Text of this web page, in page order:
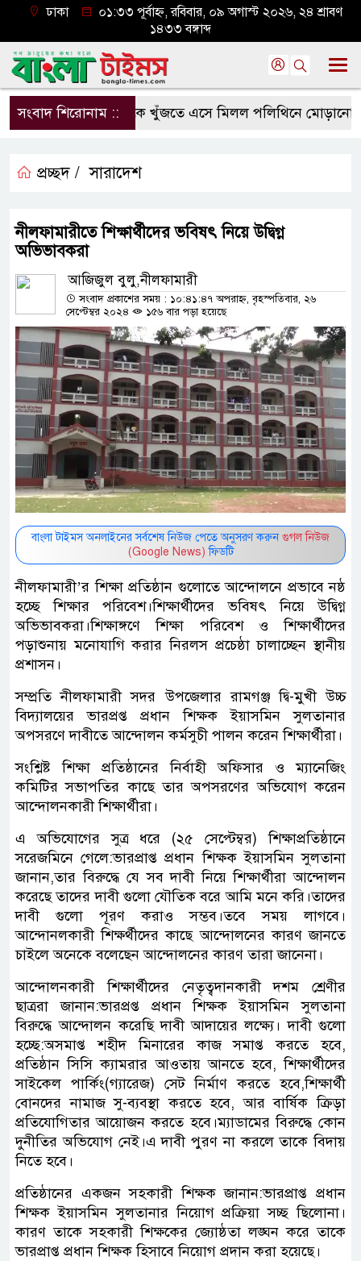
ঢাকা
০১:৩৩ পূর্বাহ্ন, রবিবার, ০৯ অগাস্ট ২০২৬, ২৪ শ্রাবণ
১৪৩৩ বঙ্গাব্দ
সংবাদ শিরোনাম ::মাকে খুঁজতে এসে মিলল পলিথিনে মোড়ানো
প্রচ্ছদ / সারাদেশ
নীলফামারীতে শিক্ষার্থীদের ভবিষৎ নিয়ে উদ্বিগ্ন
অভিভাবকরা
আজিজুল বুলু,নীলফামারী
সংবাদ প্রকাশের সময় : ১০:৪১:৪৭ অপরাহ্ন, বৃহস্পতিবার, ২৬
সেপ্টেম্বর ২০২৪
১৫৬ বার পড়া হয়েছে
বাংলা টাইমস অনলাইনের সর্বশেষ নিউজ পেতে অনুসরণ করুন গুগল নিউজ
(Google News) ফিডটি
নীলফামারী’র শিক্ষা প্রতিষ্ঠান গুলোতে আন্দোলনে প্রভাবে নষ্ঠ
হচ্ছে শিক্ষার পরিবেশ।শিক্ষার্থীদের ভবিষৎ নিয়ে উদ্বিগ্ন
অভিভাবকরা।শিক্ষাঙ্গণে শিক্ষা পরিবেশ ও শিক্ষার্থীদের
পড়াশুনায় মনোযাগি করার নিরলস প্রচেষ্ঠা চালাচ্ছেন স্থানীয়
প্রশাসন।
সম্প্রতি নীলফামারী সদর উপজেলার রামগঞ্জ দ্বি-মুখী উচ্চ
বিদ্যালয়ের ভারপ্রপ্ত প্রধান শিক্ষক ইয়াসমিন সুলতানার
অপসরণে দাবীতে আন্দোলন কর্মসুচী পালন করেন শিক্ষার্থীরা।
সংশ্লিষ্ট শিক্ষা প্রতিষ্ঠানের নির্বাহী অফিসার ও ম্যানেজিং
কমিটির সভাপতির কাছে তার অপসরণের অভিযোগ করেন
আন্দোলনকারী শিক্ষার্থীরা।
এ অভিযোগের সুত্র ধরে (২৫ সেপ্টেম্বর) শিক্ষাপ্রতিষ্ঠানে
সরেজমিনে গেলে:ভারপ্রাপ্ত প্রধান শিক্ষক ইয়াসমিন সুলতানা
জানান,তার বিরুদ্ধে যে সব দাবী নিয়ে শিক্ষার্থীরা আন্দোলন
করেছে তাদের দাবী গুলো যৌতিক বরে আমি মনে করি।তাদের
দাবী গুলো পূরণ করাও সম্ভব।তবে সময় লাগবে।
আন্দোনলকারী শিক্ষর্থীদের কাছে আন্দোলনের কারণ জানতে
চাইলে অনেকে বলেছেন আন্দোলনের কারণ তারা জানেনা।
আন্দোলনকারী শিক্ষার্থীদের নেতৃত্বদানকারী দশম শ্রেণীর
ছাত্ররা জানান:ভারপ্রপ্ত প্রধান শিক্ষক ইয়াসমিন সুলতানা
বিরুদ্ধে আন্দোলন করেছি দাবী আদায়ের লক্ষ্যে। দাবী গুলো
হচ্ছে:অসমাপ্ত শহীদ মিনারের কাজ সমাপ্ত করতে হবে,
প্রতিষ্ঠান সিসি ক্যামরার আওতায় আনতে হবে, শিক্ষার্থীদের
সাইকেল পার্কিং(গ্যারেজ) সেট নির্মাণ করতে হবে,শিক্ষার্থী
বোনদের নামাজ সু-ব্যবস্থা করতে হবে, আর বার্ষিক ক্রিড়া
প্রতিযোগিতার আয়োজন করতে হবে।ম্যাডামের বিরুদ্ধে কোন
দুনীতির অভিযোগ নেই।এ দাবী পুরণ না করলে তাকে বিদায়
নিতে হবে।
প্রতিষ্ঠানের একজন সহকারী শিক্ষক জানান:ভারপ্রাপ্ত প্রধান
শিক্ষক ইয়াসমিন সুলতানার নিয়োগ প্রক্রিয়া সচ্ছ ছিলোনা।
কারণ তাকে সহকারী শিক্ষকের জ্যোষ্ঠতা লঙ্ঘন করে তাকে
ভারপ্রাপ্ত প্রধান শিক্ষক হিসাবে নিয়োগ প্রদান করা হয়েছে।